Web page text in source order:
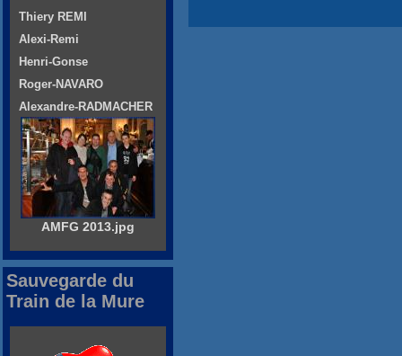
Thiery REMI
Alexi-Remi
Henri-Gonse
Roger-NAVARO
Alexandre-RADMACHER
AMFG 2013.jpg
Sauvegarde du
Train de la Mure